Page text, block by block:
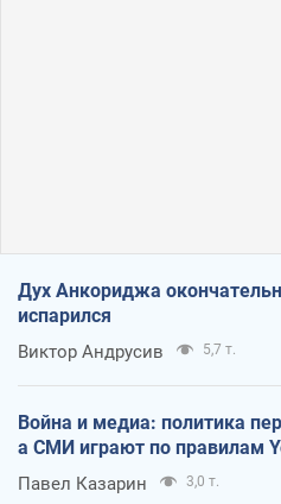
Дух Анкориджа
испарился
Виктор Андрусив 5,7 т.
Война и медиа: политика
а СМИ играют по правилам
Павел Казарин 3,0 т.